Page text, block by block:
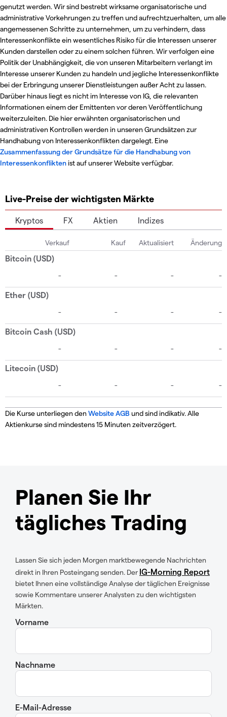
genutzt werden. Wir sind bestrebt wirksame organisatorische und
administrative Vorkehrungen zu treffen und aufrechtzuerhalten, um alle
angemessenen Schritte zu unternehmen, um zu verhindern, dass
Interessenkonflikte ein wesentliches Risiko für die Interessen unserer
Kunden darstellen oder zu einem solchen führen. Wir verfolgen eine
Politik der Unabhängigkeit, die von unseren Mitarbeitern verlangt im
Interesse unserer Kunden zu handeln und jegliche Interessenkonflikte
bei der Erbringung unserer Dienstleistungen außer Acht zu lassen.
Darüber hinaus liegt es nicht im Interesse von IG, die relevanten
Informationen einem der Emittenten vor deren Veröffentlichung
weiterzuleiten. Die hier erwähnten organisatorischen und
administrativen Kontrollen werden in unseren Grundsätzen zur
Handhabung von Interessenkonflikten dargelegt. Eine
Zusammenfassung der Grundsätze für die Handhabung von
Interessenkonfliktenist auf unserer Website verfügbar.
Live-Preise der wichtigsten Märkte
Kryptos FX Aktien Indizes
Die Kurse unterliegen den Website AGB und sind indikativ. Alle
Aktienkurse sind mindestens 15 Minuten zeitverzögert.
Planen Sie Ihr
tägliches Trading
Lassen Sie sich jeden Morgen marktbewegende Nachrichten
direkt in Ihren Posteingang senden. Der IG-Morning Report
bietet Ihnen eine vollständige Analyse der täglichen Ereignisse
sowie Kommentare unserer Analysten zu den wichtigsten
Märkten.
Vorname
Nachname
E-Mail-Adresse